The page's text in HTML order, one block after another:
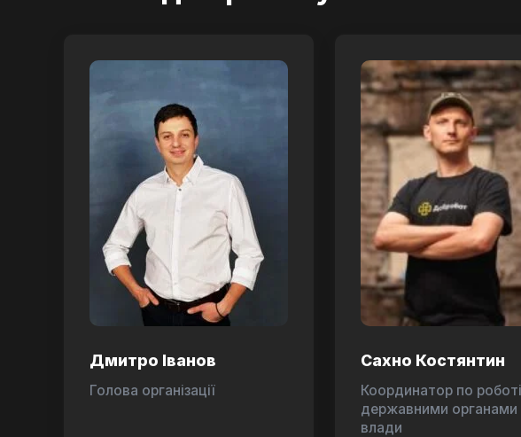
Дмитро Іванов
Голова організації
Сахно Костянтин
Координатор по
державними органами
влади